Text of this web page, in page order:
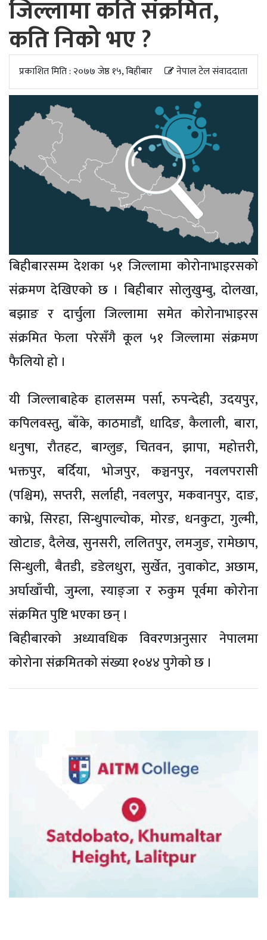
अपडेट
खेलकुद
स्वास्थ्य/
जिबनशैली
जिल्लामा कति संक्रमित,
कति निको भए ?
प्रकाशित मिति : २०७७ जेष्ठ १५, बिहीबार नेपाल टेल संवाददाता
बिहीबारसम्म देशका ५१ जिल्लामा कोरोनाभाइरसको
संक्रमण देखिएको छ । बिहीबार सोलुखुम्बु, दोलखा,
बझाङ र दार्चुला जिल्लामा समेत कोरोनाभाइरस
संक्रमित फेला परेसँगै कूल ५१ जिल्लामा संक्रमण
फैलियो हो ।
यी जिल्लाबाहेक हालसम्म पर्सा, रुपन्देही, उदयपुर,
कपिलवस्तु, बाँके, काठमाडौं, धादिङ, कैलाली, बारा,
धनुषा, रौतहट, बाग्लुङ, चितवन, झापा, महोत्तरी,
भक्तपुर, बर्दिया, भोजपुर, कञ्चनपुर, नवलपरासी
(पश्चिम), सप्तरी, सर्लाही, नवलपुर, मकवानपुर, दाङ,
काभ्रे, सिरहा, सिन्धुपाल्चोक, मोरङ, धनकुटा, गुल्मी,
खोटाङ, दैलेख, सुनसरी, ललितपुर, लमजुङ, रामेछाप,
सिन्धुली, बैतडी, डडेलधुरा, सुर्खेत, नुवाकोट, अछाम,
अर्घाखाँची, जुम्ला, स्याङ्जा र रुकुम पूर्वमा कोरोना
संक्रमित पुष्टि भएका छन् ।
बिहीबारको अध्यावधिक विवरणअनुसार नेपालमा
कोरोना संक्रमितको संख्या १०४४ पुगेको छ ।